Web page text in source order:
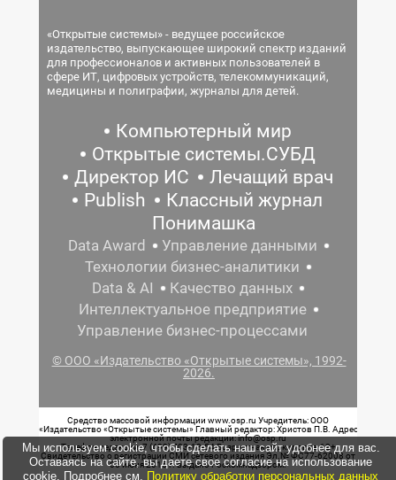
«Открытые системы» - ведущее российское
издательство, выпускающее широкий спектр изданий
для профессионалов и активных пользователей в
сфере ИТ, цифровых устройств, телекоммуникаций,
медицины и полиграфии, журналы для детей.
Компьютерный мир
Открытые системы.СУБД
Директор ИС
Лечащий врач
Publish
Классный журнал
Понимашка
Data Award
Управление данными
Технологии бизнес-аналитики
Data & AI
Качество данных
Интеллектуальное предприятие
Управление бизнес-процессами
© ООО «Издательство «Открытые системы», 1992-
2026.
Средство массовой информации www.osp.ru Учредитель: ООО
«Издательство «Открытые системы» Главный редактор: Христов П.В. Адрес
электронной почты редакции: info@osp.ru
Телефон редакции: 7 (499) 703-18-54 Возрастная маркировка: 12+
Свидетельство о регистрации СМИ сетевого издания Эл.№ ФС77-62008 от
05 июня 2015 г. выдано Роскомнадзором.
Мы используем cookie, чтобы сделать наш сайт удобнее для вас.
Оставаясь на сайте, вы даете свое согласие на использование
cookie. Подробнее см. Политику обработки персональных данных